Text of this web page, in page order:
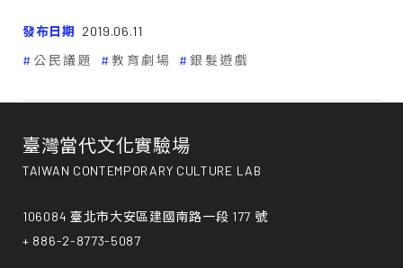
發布日期 2019.06.11
公民議題
教育劇場 銀髮遊戲
臺灣當代文化實驗場
TAIWAN CONTEMPORARY CULTURE LAB
106084 臺北市大安區建國南路一段 177 號
+ 886-2-8773-5087